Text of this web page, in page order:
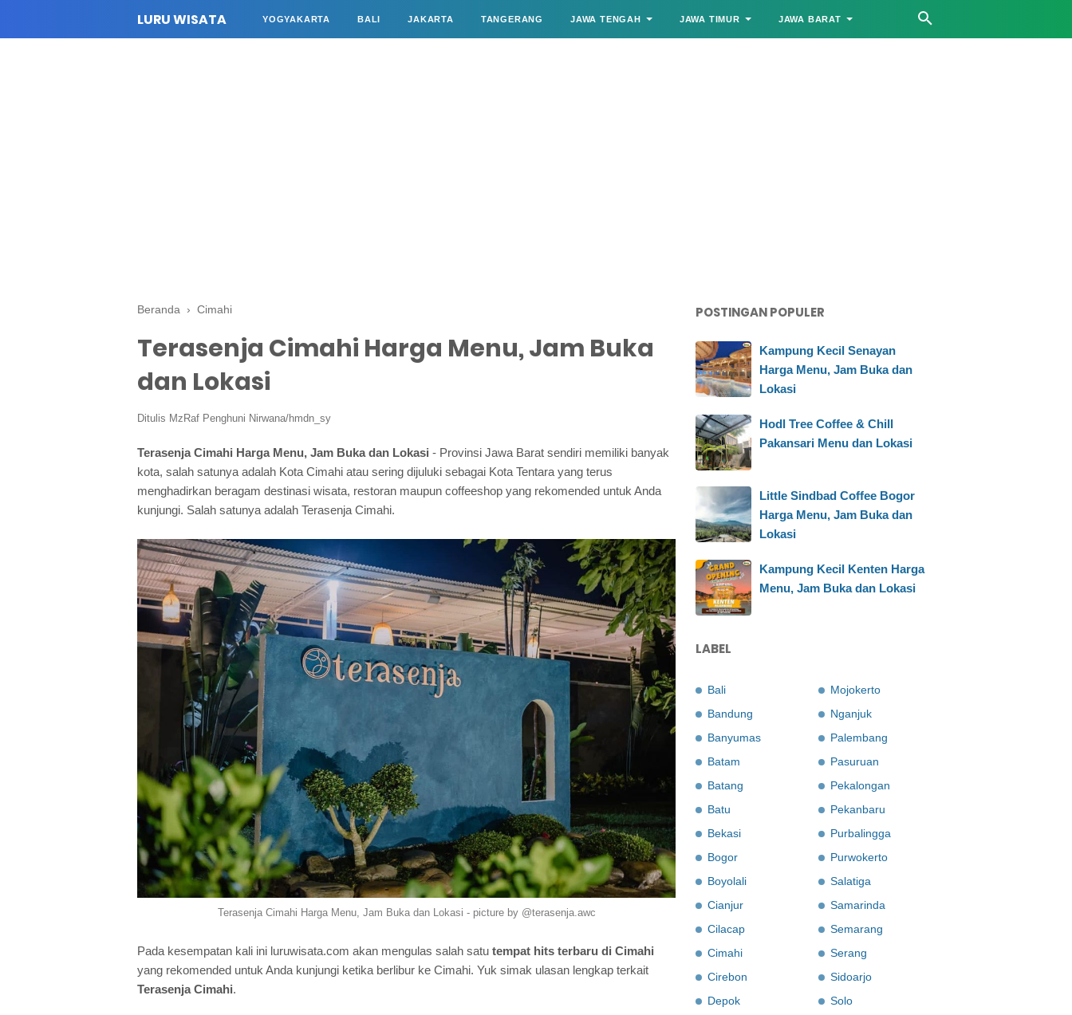
LURU WISATA YOGYAKARTA BALI JAKARTA TANGERANG JAWA TENGAH JAWA TIMUR JAWA BARAT
Beranda › Cimahi
Terasenja Cimahi Harga Menu, Jam Buka
dan Lokasi
Ditulis MzRaf Penghuni Nirwana/hmdn_sy
Terasenja Cimahi Harga Menu, Jam Buka dan Lokasi - Provinsi Jawa Barat sendiri memiliki banyak
kota, salah satunya adalah Kota Cimahi atau sering dijuluki sebagai Kota Tentara yang terus
menghadirkan beragam destinasi wisata, restoran maupun coffeeshop yang rekomended untuk Anda
kunjungi. Salah satunya adalah Terasenja Cimahi.
Terasenja Cimahi Harga Menu, Jam Buka dan Lokasi - picture by @terasenja.awc
Pada kesempatan kali ini luruwisata.com akan mengulas salah satu tempat hits terbaru di Cimahi
yang rekomended untuk Anda kunjungi ketika berlibur ke Cimahi. Yuk simak ulasan lengkap terkait
Terasenja Cimahi.
POSTINGAN POPULER
Kampung Kecil Senayan
Harga Menu, Jam Buka dan
Lokasi
Hodl Tree Coffee & Chill
Pakansari Menu dan Lokasi
Little Sindbad Coffee Bogor
Harga Menu, Jam Buka dan
Lokasi
Kampung Kecil Kenten Harga
Menu, Jam Buka dan Lokasi
LABEL
Bali
Bandung
Banyumas
Batam
Batang
Batu
Bekasi
Bogor
Boyolali
Cianjur
Cilacap
Cimahi
Cirebon
Depok
Mojokerto
Nganjuk
Palembang
Pasuruan
Pekalongan
Pekanbaru
Purbalingga
Purwokerto
Salatiga
Samarinda
Semarang
Serang
Sidoarjo
Solo